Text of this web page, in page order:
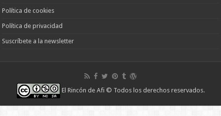
Política de cookies
Política de privacidad
Suscríbete a la newsletter
El Rincón de Afi © Todos los derechos reservados.